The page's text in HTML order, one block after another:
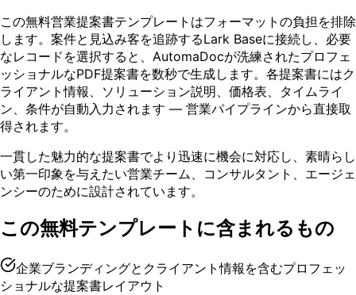
この無料営業提案書テンプレートはフォーマットの負担を排除
します。案件と見込み客を追跡するLark Baseに接続し、必要
なレコードを選択すると、AutomaDocが洗練されたプロフェ
ッショナルなPDF提案書を数秒で生成します。各提案書にはク
ライアント情報、ソリューション説明、価格表、タイムライ
ン、条件が自動入力されます — 営業パイプラインから直接取
得されます。
一貫した魅力的な提案書でより迅速に機会に対応し、素晴らし
い第一印象を与えたい営業チーム、コンサルタント、エージェ
ンシーのために設計されています。
この無料テンプレートに含まれるもの
企業ブランディングとクライアント情報を含むプロフェッ
ショナルな提案書レイアウト